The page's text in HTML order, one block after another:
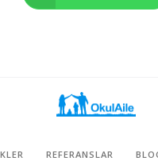
REFERANSLAR